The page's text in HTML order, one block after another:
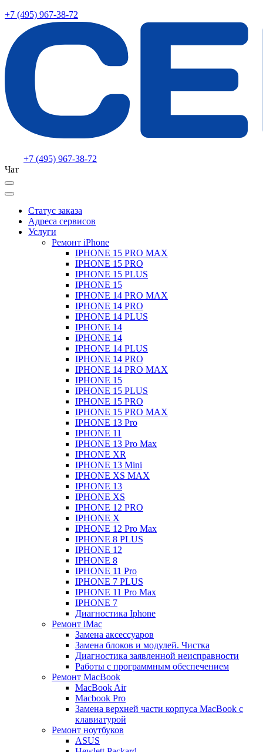
+7 (495) 967-38-72
+7 (495) 967-38-72
Чат
Статус заказа
Адреса сервисов
Услуги
Ремонт iPhone
IPHONE 15 PRO MAX
IPHONE 15 PRO
IPHONE 15 PLUS
IPHONE 15
IPHONE 14 PRO MAX
IPHONE 14 PRO
IPHONE 14 PLUS
IPHONE 14
IPHONE 14
IPHONE 14 PLUS
IPHONE 14 PRO
IPHONE 14 PRO MAX
IPHONE 15
IPHONE 15 PLUS
IPHONE 15 PRO
IPHONE 15 PRO MAX
IPHONE 13 Pro
IPHONE 11
IPHONE 13 Pro Max
IPHONE XR
IPHONE 13 Mini
IPHONE XS MAX
IPHONE 13
IPHONE XS
IPHONE 12 PRO
IPHONE X
IPHONE 12 Pro Max
IPHONE 8 PLUS
IPHONE 12
IPHONE 8
IPHONE 11 Pro
IPHONE 7 PLUS
IPHONE 11 Pro Max
IPHONE 7
Диагностика Iphone
Ремонт iMac
Замена аксессуаров
Замена блоков и модулей. Чистка
Диагностика заявленной неисправности
Работы с программным обеспечением
Ремонт MacBook
MacBook Air
Macbook Pro
Замена верхней части корпуса MacBook с
клавиатурой
Ремонт ноутбуков
ASUS